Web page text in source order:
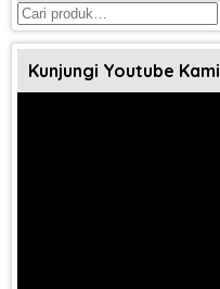
Pencarian
untuk:
Kunjungi Youtube Kami